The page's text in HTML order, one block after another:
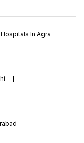
Hospitals In Agra